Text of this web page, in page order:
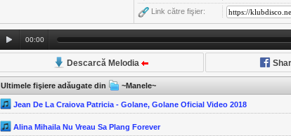
Link către fişier:
00:00
Descarcă Melodia
Ultimele fişiere adăugate din ~Manele~
Jean De La Craiova Patricia - Golane, Golane Oficial Video 2018
Alina Mihaila Nu Vreau Sa Plang Forever